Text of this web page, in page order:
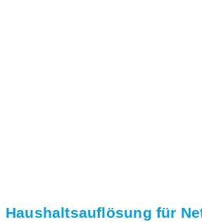
Haushaltsauflösung für